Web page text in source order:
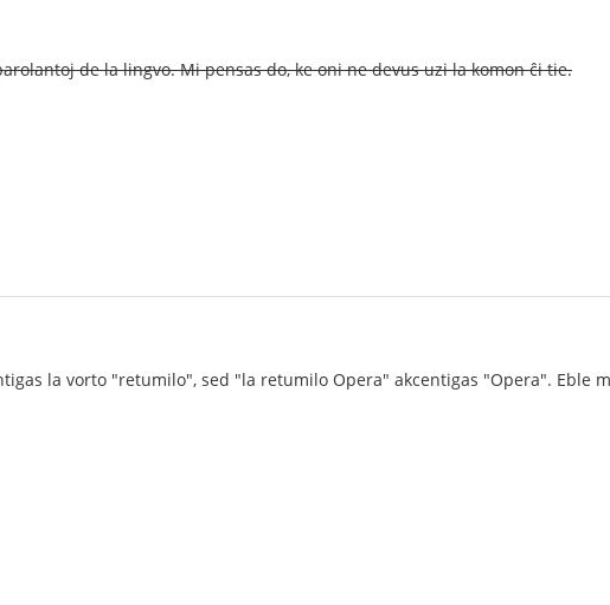
de la lingvo. Mi pensas do, ke oni ne devus uzi la komon ĉi tie.
la vorto "retumilo", sed "la retumilo Opera" akcentigas "Opera". Eble